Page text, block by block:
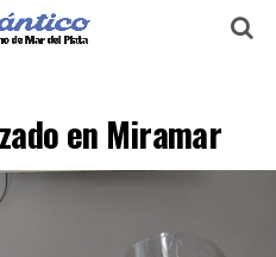
en Miramar